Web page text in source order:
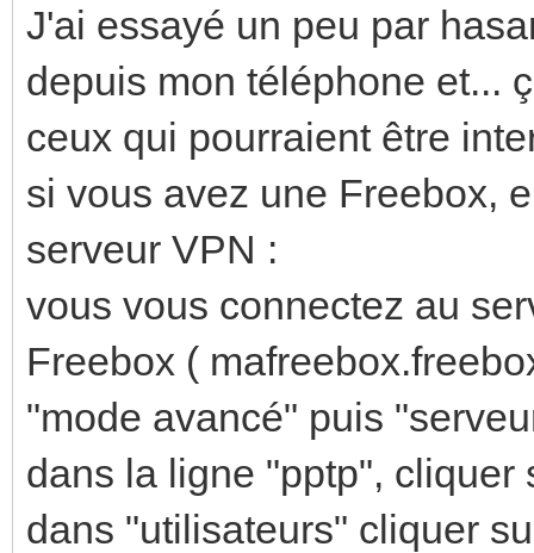
J'ai essayé un peu par
depuis mon téléphone et...
ceux qui pourraient être
si vous avez une Freebox,
serveur VPN :
vous vous connectez au
Freebox (
"mode avancé" puis
dans la ligne "pptp", cliquer
dans "utilisateurs" cliquer